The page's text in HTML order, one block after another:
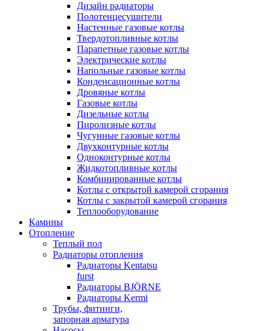
Дизайн радиаторы
Полотенцесушители
Настенные газовые котлы
Твердотопливные котлы
Парапетные газовые котлы
Электрические котлы
Напольные газовые котлы
Конденсационные котлы
Дровяные котлы
Газовые котлы
Дизельные котлы
Пиролизные котлы
Чугунные газовые котлы
Двухконтурные котлы
Одноконтурные котлы
Жидкотопливные котлы
Комбинированные котлы
Котлы с открытой камерой сгорания
Котлы с закрытой камерой сгорания
Теплооборудование
Камины
Отопление
Теплый пол
Радиаторы отопления
Радиаторы Kentatsu
furst
Радиаторы BJÖRNE
Радиаторы Kermi
Трубы, фитинги,
запорная арматура